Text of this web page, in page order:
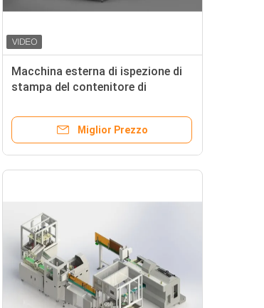
Macchina esterna di ispezione di
stampa del contenitore di
dell'elaborazione dei dati
Miglior Prezzo